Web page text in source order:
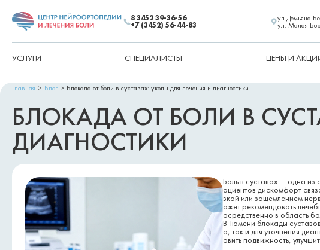
8 3452 39-36-56
+7 (3452) 56-44-83
ул.Демьяна
ул. Малая
УСЛУГИ СПЕЦИАЛИСТЫ ЦЕНЫ И
Главная Блог Блокада от боли в суставах: уколы для лечения и диагностики
БЛОКАДА ОТ БОЛИ В
ДИАГНОСТИКИ
Боль в суставах — одна из
ациентов дискомфорт
зкой или защемлением
ожет рекомендовать
осредственно в область
В Тюмени блокады
а, так и для уточнения
овить подвижность,